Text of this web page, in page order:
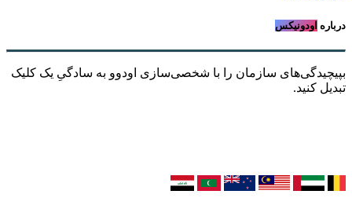
درباره اودونیکس
بپیچیدگی‌های سازمان را با شخصی‌سازی اودوو به سادگیِ یک کلیک
تبدیل کنید.